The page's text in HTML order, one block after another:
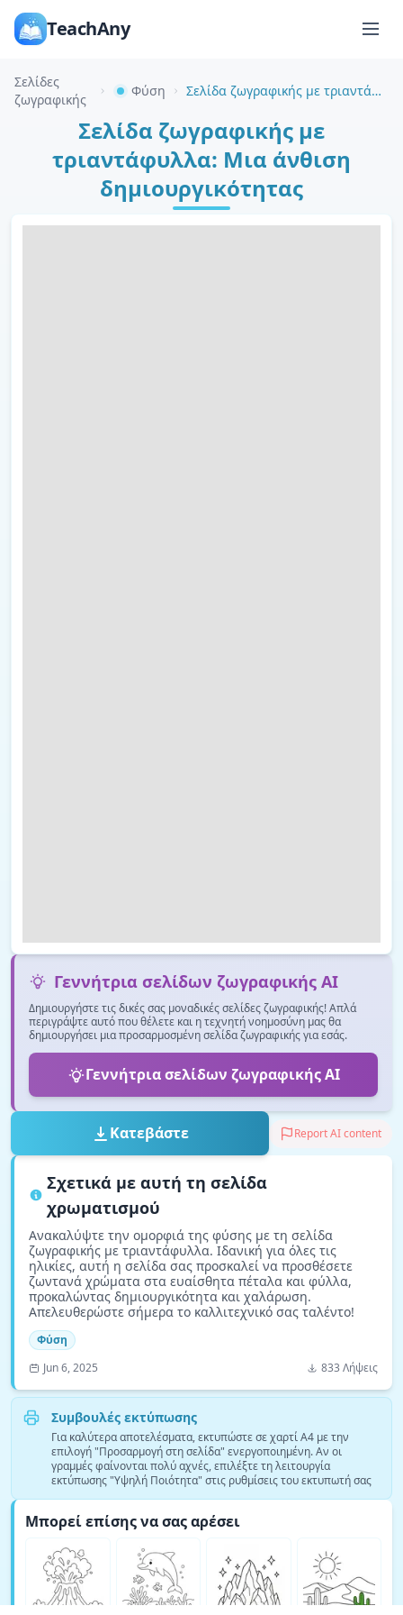
TeachAny
Σελίδες
ζωγραφικής
Φύση Σελίδα ζωγραφικής με τριαντάφυλλα: Μια άνθιση δημιουργικότητας
Σελίδα ζωγραφικής με
τριαντάφυλλα: Μια άνθιση
δημιουργικότητας
Γεννήτρια σελίδων ζωγραφικής AI
Δημιουργήστε τις δικές σας μοναδικές σελίδες ζωγραφικής! Απλά
περιγράψτε αυτό που θέλετε και η τεχνητή νοημοσύνη μας θα
δημιουργήσει μια προσαρμοσμένη σελίδα ζωγραφικής για εσάς.
Γεννήτρια σελίδων ζωγραφικής AI
Κατεβάστε Report AI content
Σχετικά με αυτή τη σελίδα
χρωματισμού
Ανακαλύψτε την ομορφιά της φύσης με τη σελίδα
ζωγραφικής με τριαντάφυλλα. Ιδανική για όλες τις
ηλικίες, αυτή η σελίδα σας προσκαλεί να προσθέσετε
ζωντανά χρώματα στα ευαίσθητα πέταλα και φύλλα,
προκαλώντας δημιουργικότητα και χαλάρωση.
Απελευθερώστε σήμερα το καλλιτεχνικό σας ταλέντο!
Φύση
Jun 6, 2025
833 Λήψεις
Συμβουλές εκτύπωσης
Για καλύτερα αποτελέσματα, εκτυπώστε σε χαρτί A4 με την
επιλογή "Προσαρμογή στη σελίδα" ενεργοποιημένη. Αν οι
γραμμές φαίνονται πολύ αχνές, επιλέξτε τη λειτουργία
εκτύπωσης "Υψηλή Ποιότητα" στις ρυθμίσεις του εκτυπωτή σας
Μπορεί επίσης να σας αρέσει